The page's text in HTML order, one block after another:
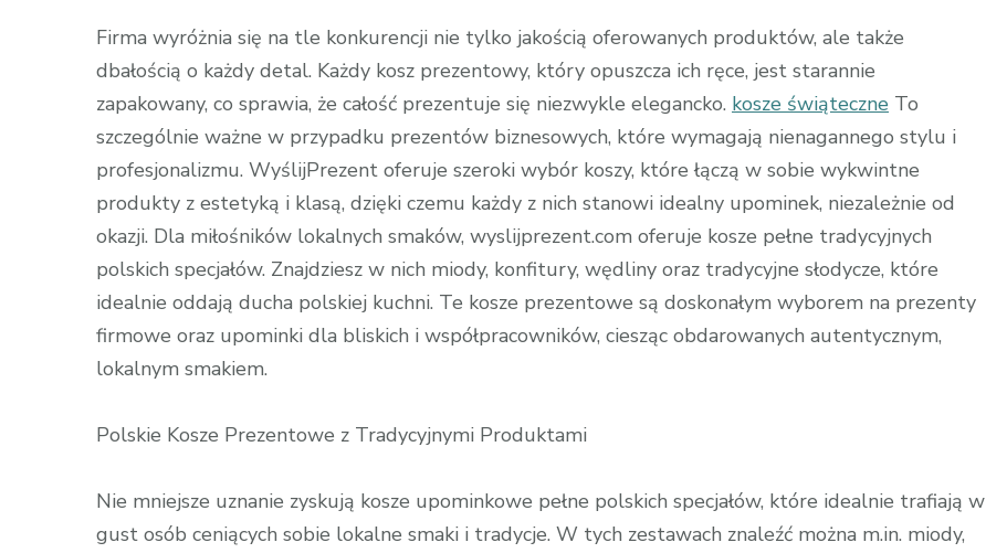
Firma wyróżnia się na tle konkurencji nie tylko jakością oferowanych produktów, ale także
dbałością o każdy detal. Każdy kosz prezentowy, który opuszcza ich ręce, jest starannie
zapakowany, co sprawia, że całość prezentuje się niezwykle elegancko. kosze świąteczne To
szczególnie ważne w przypadku prezentów biznesowych, które wymagają nienagannego stylu i
profesjonalizmu. WyślijPrezent oferuje szeroki wybór koszy, które łączą w sobie wykwintne
produkty z estetyką i klasą, dzięki czemu każdy z nich stanowi idealny upominek, niezależnie od
okazji. Dla miłośników lokalnych smaków, wyslijprezent.com oferuje kosze pełne tradycyjnych
polskich specjałów. Znajdziesz w nich miody, konfitury, wędliny oraz tradycyjne słodycze, które
idealnie oddają ducha polskiej kuchni. Te kosze prezentowe są doskonałym wyborem na prezenty
firmowe oraz upominki dla bliskich i współpracowników, ciesząc obdarowanych autentycznym,
lokalnym smakiem.
Polskie Kosze Prezentowe z Tradycyjnymi Produktami
Nie mniejsze uznanie zyskują kosze upominkowe pełne polskich specjałów, które idealnie trafiają w
gust osób ceniących sobie lokalne smaki i tradycje. W tych zestawach znaleźć można m.in. miody,